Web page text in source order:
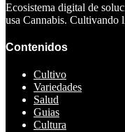
Ecosistema digital de
usa Cannabis. Cultivando
Contenidos
Cultivo
Variedades
Salud
Guias
Cultura